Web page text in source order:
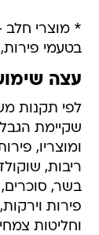
* מוצרי חלב
בטעמי
עצה
לפי תקנות
שקיימת
ומוצריו,
ריבות,
בשר, סוכרים,
פירות
וחליטות